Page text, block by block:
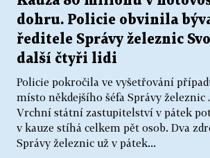
dohru. Policie obvinila
ředitele Správy železnic
další čtyři lidi
Policie pokročila ve vyšetřování
místo někdejšího šéfa Správy železnic
Vrchní státní zastupitelství v pátek
v kauze stíhá celkem pět osob. Dva
Správy železnic už v pátek...